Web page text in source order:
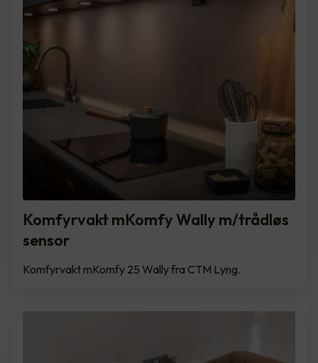
Komfyrvakt mKomfy Wally m/trådløs
sensor
Komfyrvakt mKomfy 25 Wally fra CTM Lyng.